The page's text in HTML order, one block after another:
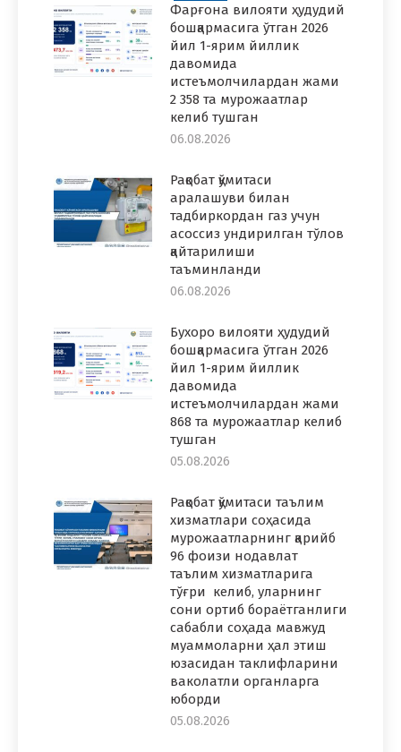
Фарғона вилояти ҳудудий
бошқармасига ўтган 2026
йил 1-ярим йиллик
давомида
истеъмолчилардан жами
2 358 та мурожаатлар
келиб тушган
06.08.2026
Рақобат қўмитаси
аралашуви билан
тадбиркордан газ учун
асоссиз ундирилган тўлов
қайтарилиши
таъминланди
06.08.2026
Бухоро вилояти ҳудудий
бошқармасига ўтган 2026
йил 1-ярим йиллик
давомида
истеъмолчилардан жами
868 та мурожаатлар келиб
тушган
05.08.2026
Рақобат қўмитаси таълим
хизматлари соҳасида
мурожаатларнинг қарийб
96 фоизи нодавлат
таълим хизматларига
тўғри келиб, уларнинг
сони ортиб бораётганлиги
сабабли соҳада мавжуд
муаммоларни ҳал этиш
юзасидан таклифларини
ваколатли органларга
юборди
05.08.2026